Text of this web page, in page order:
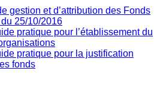
gestion et d’attribution des Fonds
25/10/2016
pratique pour l’établissement du
pratique pour la justification
fonds